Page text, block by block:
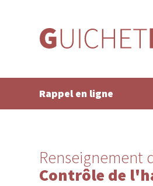
Rappel en ligne
Renseignement
Contrôle de